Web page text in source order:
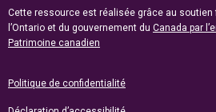
Cette ressource est réalisée grâce au
l’Ontario et du gouvernement du Canada par
Patrimoine canadien
Politique de confidentialité